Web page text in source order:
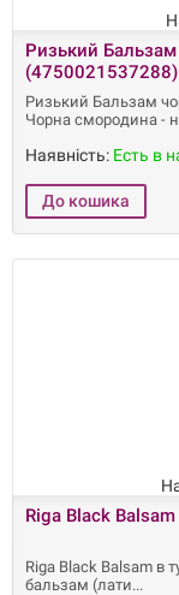
Ризький
(4750021537288)
Ризький Бальзам
Чорна смородина -
Наявність: Есть в
Riga Black
Riga Black Balsam в
бальзам (лати